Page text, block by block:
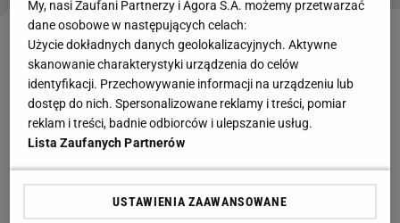
- Pamiętam, jak kiedyś mówiliśmy, że Lewandowski
siedzi przy jednym stole z Messim i Ronaldo, a dziś
możemy śmiało powiedzieć, że na paryskimbalu
bez żadnego skrępowania, Maja przysiadła się do
tych najlepszych i urzekła wszystkich uśmiechem
skrępowania w obcych sobie warunkach wygląda,
My, nasi Zaufani Partnerzy i Agora S.A. możemy przetwarzać
dane osobowe w następujących celach:
Użycie dokładnych danych geolokalizacyjnych. Aktywne
skanowanie charakterystyki urządzenia do celów
identyfikacji. Przechowywanie informacji na urządzeniu lub
dostęp do nich. Spersonalizowane reklamy i treści, pomiar
reklam i treści, badnie odbiorców i ulepszanie usług.
Lista Zaufanych Partnerów
USTAWIENIA ZAAWANSOWANE